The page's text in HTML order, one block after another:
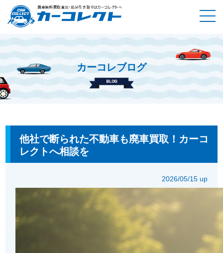
カーコレブログ
ホーム カーコレブログ
他社で断られた不動車も廃車買取！カ
ーコレクトへ相談を
他社で断られた不動車も廃車買取！カーコ
レクトへ相談を
2026/05/15 up